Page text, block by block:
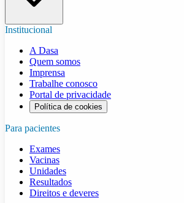
Institucional
A Dasa
Quem somos
Imprensa
Trabalhe conosco
Portal de privacidade
Política de cookies
Para pacientes
Exames
Vacinas
Unidades
Resultados
Direitos e deveres